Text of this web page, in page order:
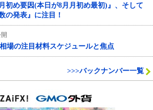
初め要因(本日が8月月初め最初)』、そして
の発表』に注目！
場の注目材料スケジュールと焦点
>>>バックナンバー一覧